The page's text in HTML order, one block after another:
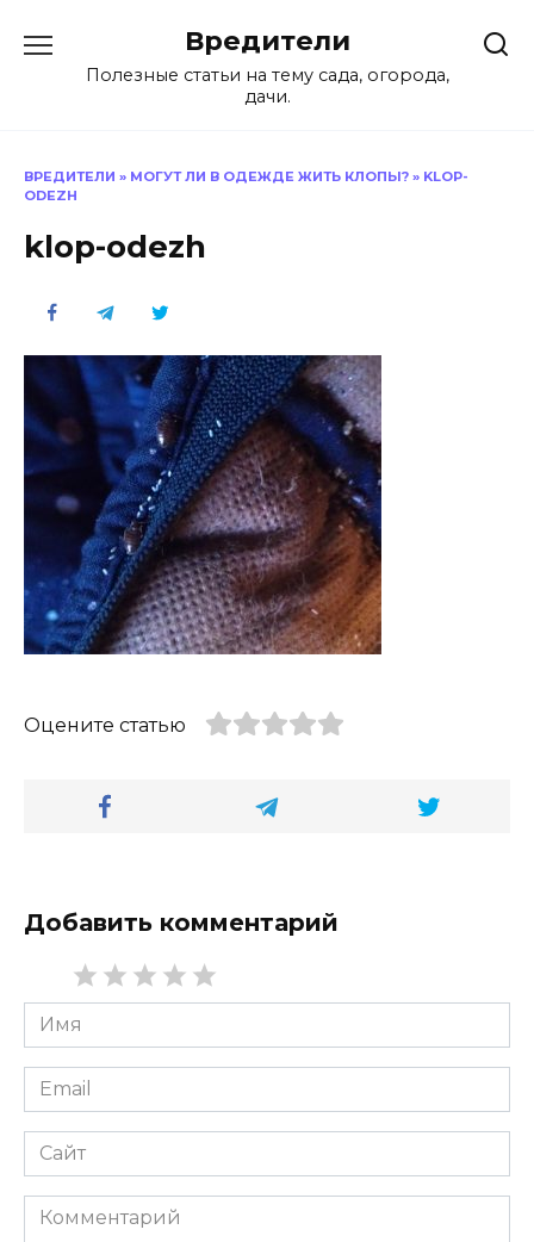
содержанию
Вредители
Полезные статьи на тему сада, огорода,
дачи.
ВРЕДИТЕЛИ » МОГУТ ЛИ В ОДЕЖДЕ ЖИТЬ КЛОПЫ? » KLOP-
ODEZH
klop-odezh
Оцените статью
Добавить комментарий
Имя
*
Email
*
Сайт
Комментарий